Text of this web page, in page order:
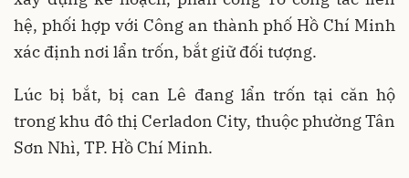
hệ, phối hợp với Công an thành phố Hồ Chí Minh
xác định nơi lẩn trốn, bắt giữ đối tượng.
Lúc bị bắt, bị can Lê đang lẩn trốn tại căn hộ
trong khu đô thị Cerladon City, thuộc phường Tân
Sơn Nhì, TP. Hồ Chí Minh.